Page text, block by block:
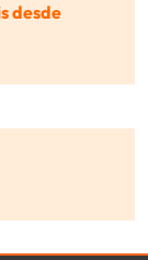
desde